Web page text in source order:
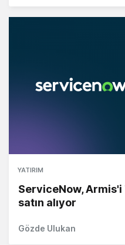
YATIRIM
ServiceNow,
satın alıyor
Gözde Ulukan